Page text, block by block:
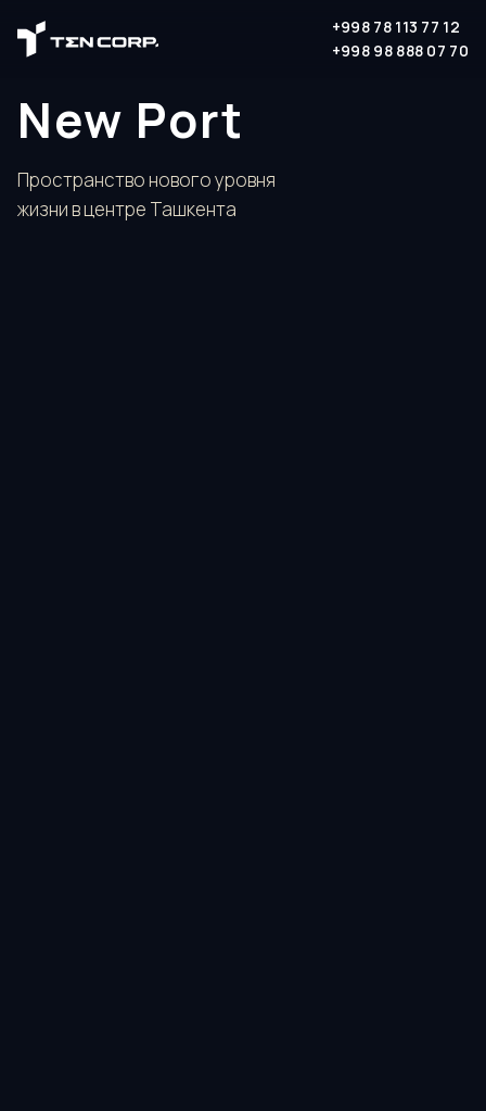
+998 78 113 77 12
+998 98 888 07 70
New Port
Пространство нового уровня
жизни в центре Ташкента